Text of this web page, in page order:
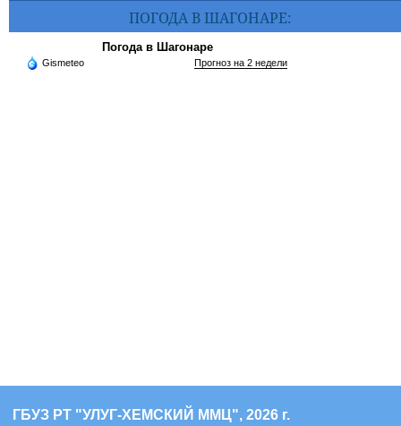
ПОГОДА В ШАГОНАРЕ:
Погода в Шагонаре
Gismeteo Прогноз на 2 недели
ГБУЗ РТ "УЛУГ-ХЕМСКИЙ ММЦ", 2026 г.